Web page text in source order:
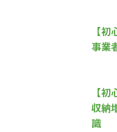
【
事業
【
収納
識